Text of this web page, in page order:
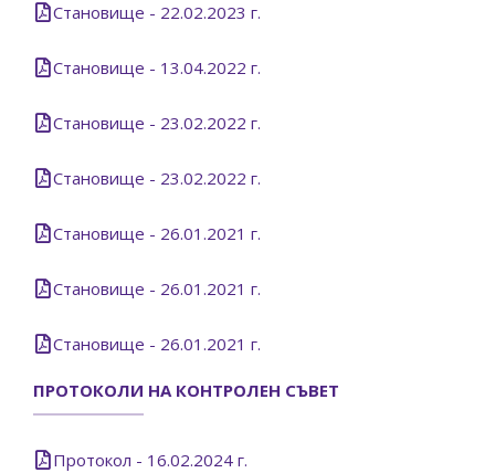
Становище - 22.02.2023 г.
Становище - 13.04.2022 г.
Становище - 23.02.2022 г.
Становище - 23.02.2022 г.
Становище - 26.01.2021 г.
Становище - 26.01.2021 г.
Становище - 26.01.2021 г.
ПРОТОКОЛИ НА КОНТРОЛЕН СЪВЕТ
Протокол - 16.02.2024 г.